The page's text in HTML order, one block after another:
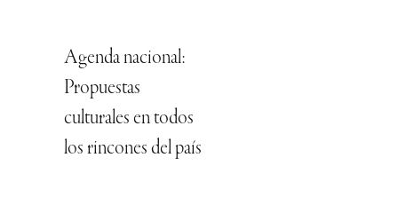
Agenda nacional:
Propuestas
culturales en todos
los rincones del país